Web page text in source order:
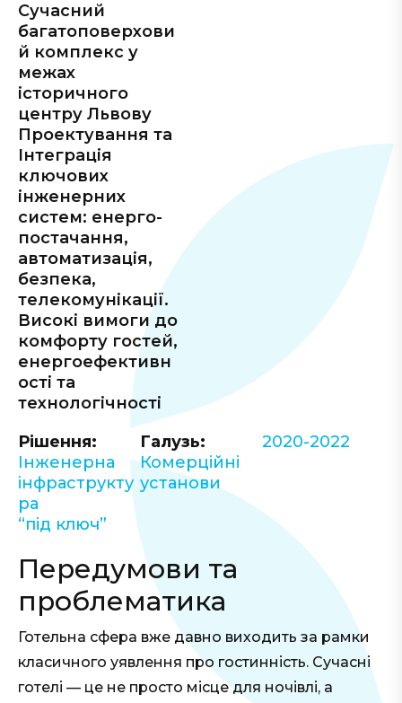
Сучасний
багатоповерхови
й комплекс у
межах
історичного
центру Львову
Проектування та
Інтеграція
ключових
інженерних
систем: енерго-
постачання,
автоматизація,
безпека,
телекомунікації.
Високі вимоги до
комфорту гостей,
енергоефективн
ості та
технологічності
Рішення:
Інженерна
інфраструкту
ра
“під ключ”
Галузь:
Комерційні
установи
2020-2022
Передумови та
проблематика
Готельна сфера вже давно виходить за рамки
класичного уявлення про гостинність. Сучасні
готелі — це не просто місце для ночівлі, а